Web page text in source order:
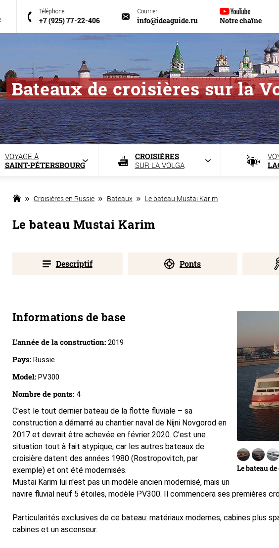
Téléphone:
+7 (925) 77-22-406
Courrier:
info@ideaguide.ru Notre chaîne
Bateaux de croisières sur la
VOYAGE À
SAINT-PÉTERSBOURG
CROISIÈRES
SUR LA VOLGA
Croisières en Russie Bateaux Le bateau Mustai Karim
Le bateau Mustai Karim
Descriptif Ponts
Le bateau
Informations de base
L'année de la construction: 2019
Pays: Russie
Model: PV300
Nombre de ponts: 4
C'est le tout dernier bateau de la flotte fluviale – sa
construction a démarré au chantier naval de Nijni Novgorod en
2017 et devrait être achevée en février 2020. C'est une
situation tout à fait atypique, car les autres bateaux de
croisière datent des années 1980 (Rostropovitch, par
exemple) et ont été modernisés.
Mustai Karim lui n'est pas un modèle ancien modernisé, mais un
navire fluvial neuf 5 étoiles, modèle PV300. Il commencera ses premières
Particularités exclusives de ce bateau: matériaux modernes, cabines plus
cabines et un ascenseur.